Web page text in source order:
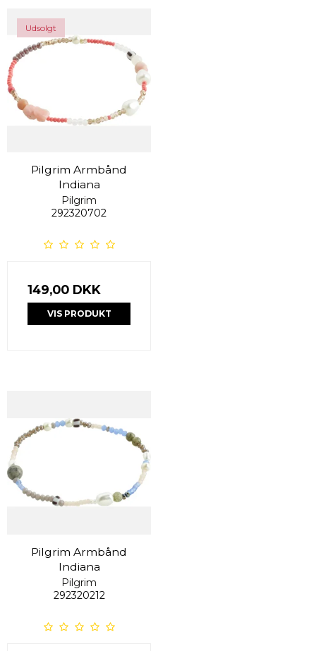
Udsolgt
Pilgrim Armbånd
Indiana
Pilgrim
292320702
149,00 DKK
VIS PRODUKT
Pilgrim Armbånd
Indiana
Pilgrim
292320212